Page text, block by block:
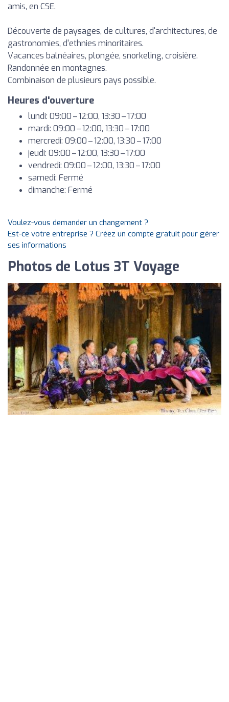
amis, en CSE.
Découverte de paysages, de cultures, d'architectures, de
gastronomies, d'ethnies minoritaires.
Vacances balnéaires, plongée, snorkeling, croisière.
Randonnée en montagnes.
Combinaison de plusieurs pays possible.
Heures d'ouverture
lundi: 09:00 – 12:00, 13:30 – 17:00
mardi: 09:00 – 12:00, 13:30 – 17:00
mercredi: 09:00 – 12:00, 13:30 – 17:00
jeudi: 09:00 – 12:00, 13:30 – 17:00
vendredi: 09:00 – 12:00, 13:30 – 17:00
samedi: Fermé
dimanche: Fermé
Voulez-vous demander un changement ?
Est-ce votre entreprise ? Créez un compte gratuit pour gérer
ses informations
Photos de Lotus 3T Voyage